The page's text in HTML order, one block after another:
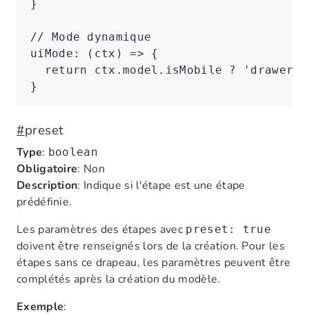
}
// Mode dynamique
uiMode : (ctx) => {
  return
ctx . model .isMobile ? 'drawer'
}
#preset
Type: boolean
Obligatoire: Non
Description: Indique si l'étape est une étape
prédéfinie.
Les paramètres des étapes avec preset: true
doivent être renseignés lors de la création. Pour les
étapes sans ce drapeau, les paramètres peuvent être
complétés après la création du modèle.
Exemple: